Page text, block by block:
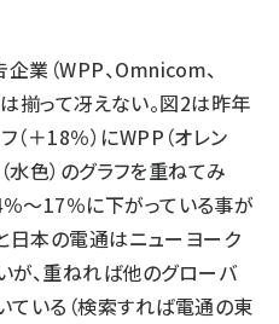
業（WPP、Omnicom、
揃って冴えない。図2は昨年
＋18％）にWPP（オレン
水色）のグラフを重ねてみ
〜17％に下がっている事が
日本の電通はニューヨーク
、重ねれば他のグローバ
いる（検索すれば電通の東